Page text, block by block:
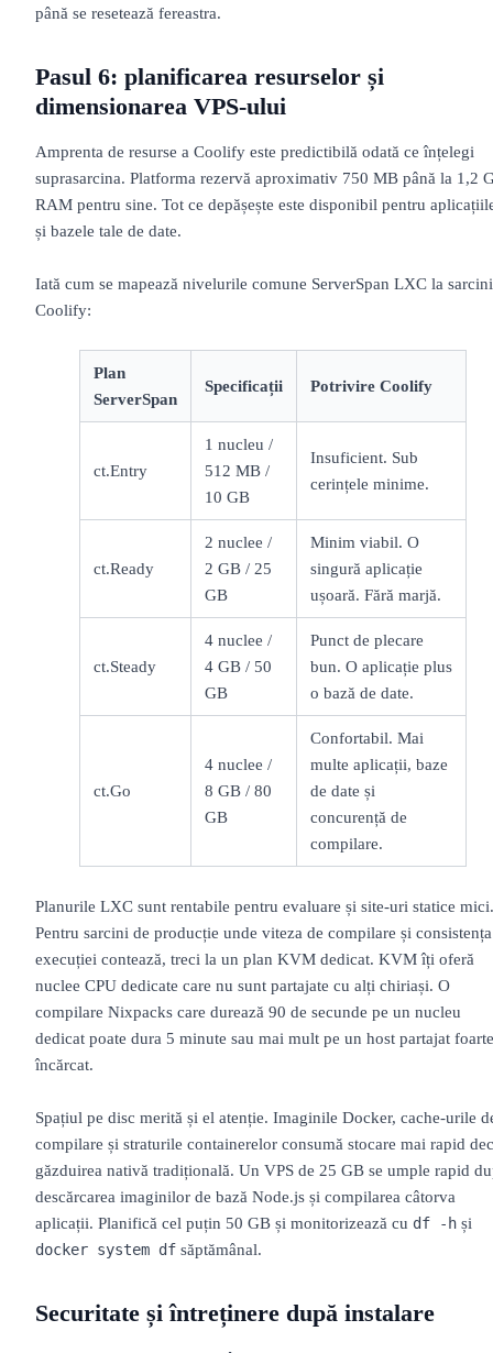
până se resetează fereastra.
Pasul 6: planificarea resurselor și
dimensionarea VPS-ului
Amprenta de resurse a Coolify este predictibilă odată ce înțelegi
suprasarcina. Platforma rezervă aproximativ 750 MB până la 1,2
RAM pentru sine. Tot ce depășește este disponibil pentru
și bazele tale de date.
Iată cum se mapează nivelurile comune ServerSpan LXC la
Coolify:
Plan
ServerSpan
Specificații Potrivire Coolify
ct.Entry
1 nucleu /
512 MB /
10 GB
Insuficient. Sub
cerințele minime.
ct.Ready
2 nuclee /
2 GB / 25
GB
Minim viabil. O
singură aplicație
ușoară. Fără marjă.
ct.Steady
4 nuclee /
4 GB / 50
GB
Punct de plecare
bun. O aplicație plus
o bază de date.
ct.Go
4 nuclee /
8 GB / 80
GB
Confortabil. Mai
multe aplicații, baze
de date și
concurență de
compilare.
Planurile LXC sunt rentabile pentru evaluare și site-uri statice mici.
Pentru sarcini de producție unde viteza de compilare și consistența
execuției contează, treci la un plan KVM dedicat. KVM îți oferă
nuclee CPU dedicate care nu sunt partajate cu alți chiriași. O
compilare Nixpacks care durează 90 de secunde pe un nucleu
dedicat poate dura 5 minute sau mai mult pe un host partajat foarte
încărcat.
Spațiul pe disc merită și el atenție. Imaginile Docker, cache-urile
compilare și straturile containerelor consumă stocare mai rapid
găzduirea nativă tradițională. Un VPS de 25 GB se umple rapid
descărcarea imaginilor de bază Node.js și compilarea câtorva
aplicații. Planifică cel puțin 50 GB și monitorizează cu df -h și
docker system df săptămânal.
Securitate și întreținere după instalare